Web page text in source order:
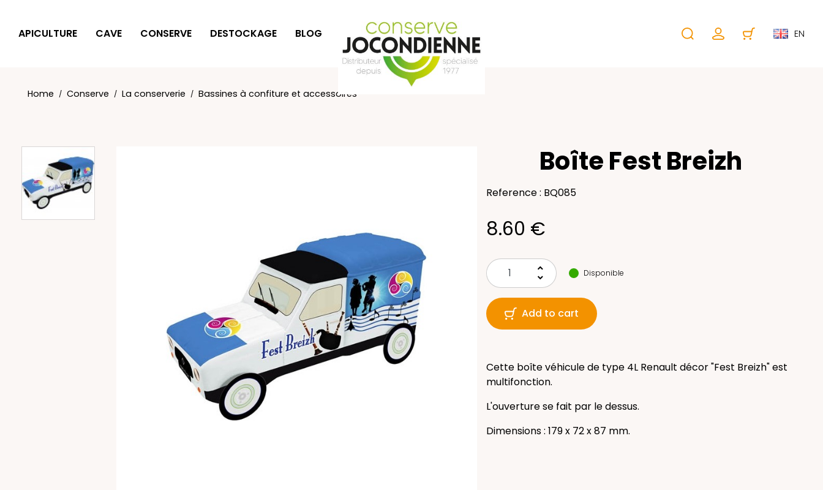
APICULTURE CAVE CONSERVE DESTOCKAGE BLOG IDÉES CADEAUX EN
Home Conserve La conserverie Bassines à confiture et accessoires
Boîte Fest Breizh
Reference : BQ085
8.60 €
keyboard_arrow_up
keyboard_arrow_down
Disponible
Add to cart
Cette boîte véhicule de type 4L Renault décor "Fest Breizh" est
multifonction.
L'ouverture se fait par le dessus.
Dimensions : 179 x 72 x 87 mm.